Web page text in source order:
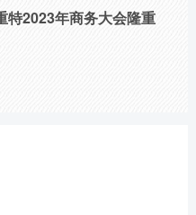
特2023年商务大会隆重